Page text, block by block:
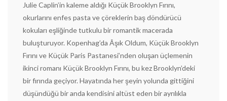
Julie Caplin’in kaleme aldığı Küçük Brooklyn Fırını,
okurlarını enfes pasta ve çöreklerin baş döndürücü
kokuları eşliğinde tutkulu bir romantik macerada
buluşturuyor. Kopenhag’da Âşık Oldum, Küçük Brooklyn
Fırını ve Küçük Paris Pastanesi’nden oluşan üçlemenin
ikinci romanı Küçük Brooklyn Fırını, bu kez Brooklyn’deki
bir fırında geçiyor. Hayatında her şeyin yolunda gittiğini
düşündüğü bir anda kendisini altüst eden bir ayrılıkla